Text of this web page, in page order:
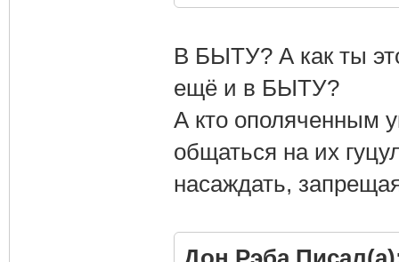
В БЫТУ? А как ты
ещё и в БЫТУ?
А кто ополяченным
общаться на их
насаждать,